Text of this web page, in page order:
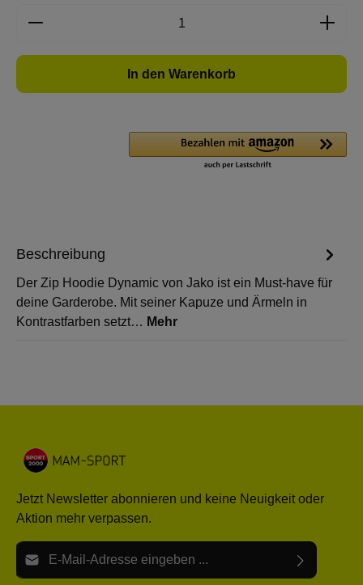
Produkt Anzahl: Gib den gewünschten
In den Warenkorb
Beschreibung
Der Zip Hoodie Dynamic von Jako ist ein Must-have für
deine Garderobe. Mit seiner Kapuze und Ärmeln in
Kontrastfarben setzt… Mehr
Jetzt Newsletter abonnieren und keine Neuigkeit oder
Aktion mehr verpassen.
E-Mail-Adresse*